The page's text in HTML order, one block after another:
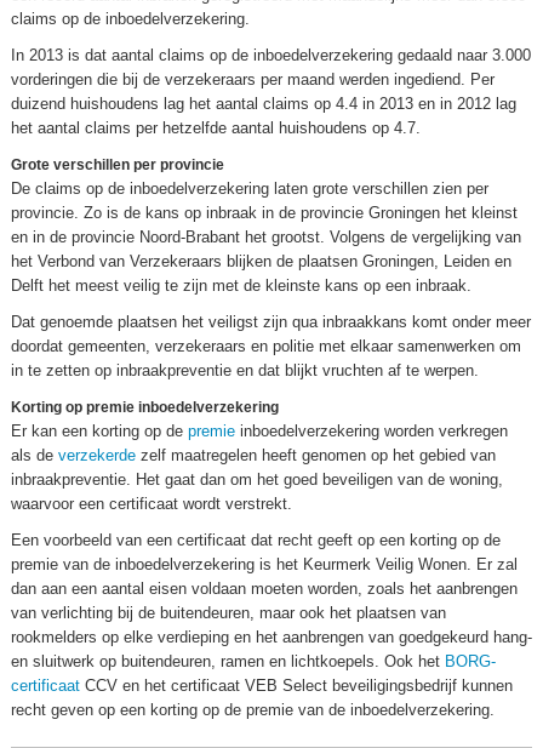
claims op de inboedelverzekering.
In 2013 is dat aantal claims op de inboedelverzekering gedaald naar 3.000
vorderingen die bij de verzekeraars per maand werden ingediend. Per
duizend huishoudens lag het aantal claims op 4.4 in 2013 en in 2012 lag
het aantal claims per hetzelfde aantal huishoudens op 4.7.
Grote verschillen per provincie
De claims op de inboedelverzekering laten grote verschillen zien per
provincie. Zo is de kans op inbraak in de provincie Groningen het kleinst
en in de provincie Noord-Brabant het grootst. Volgens de vergelijking van
het Verbond van Verzekeraars blijken de plaatsen Groningen, Leiden en
Delft het meest veilig te zijn met de kleinste kans op een inbraak.
Dat genoemde plaatsen het veiligst zijn qua inbraakkans komt onder meer
doordat gemeenten, verzekeraars en politie met elkaar samenwerken om
in te zetten op inbraakpreventie en dat blijkt vruchten af te werpen.
Korting op premie inboedelverzekering
Er kan een korting op de premie inboedelverzekering worden verkregen
als de verzekerde zelf maatregelen heeft genomen op het gebied van
inbraakpreventie. Het gaat dan om het goed beveiligen van de woning,
waarvoor een certificaat wordt verstrekt.
Een voorbeeld van een certificaat dat recht geeft op een korting op de
premie van de inboedelverzekering is het Keurmerk Veilig Wonen. Er zal
dan aan een aantal eisen voldaan moeten worden, zoals het aanbrengen
van verlichting bij de buitendeuren, maar ook het plaatsen van
rookmelders op elke verdieping en het aanbrengen van goedgekeurd hang-
en sluitwerk op buitendeuren, ramen en lichtkoepels. Ook het BORG-
certificaat CCV en het certificaat VEB Select beveiligingsbedrijf kunnen
recht geven op een korting op de premie van de inboedelverzekering.